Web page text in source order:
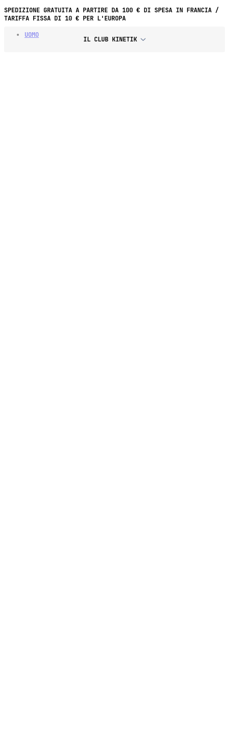
SPEDIZIONE GRATUITA A PARTIRE DA 100 € DI SPESA IN FRANCIA /
TARIFFA FISSA DI 10 € PER L'EUROPA
UOMO
IL CLUB KINETIK